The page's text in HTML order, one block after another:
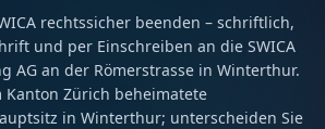
rechtssicher beenden – schriftlich,
und per Einschreiben an die SWICA
AG an der Römerstrasse in Winterthur.
Kanton Zürich beheimatete
in Winterthur; unterscheiden Sie